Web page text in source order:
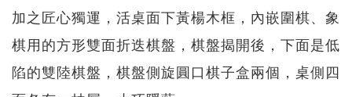
加之匠心獨運，活桌面下黃楊木框，內嵌圍棋、象
棋用的方形雙面折迭棋盤，棋盤揭開後，下面是低
陷的雙陸棋盤，棋盤側旋圓口棋子盒兩個，桌側四